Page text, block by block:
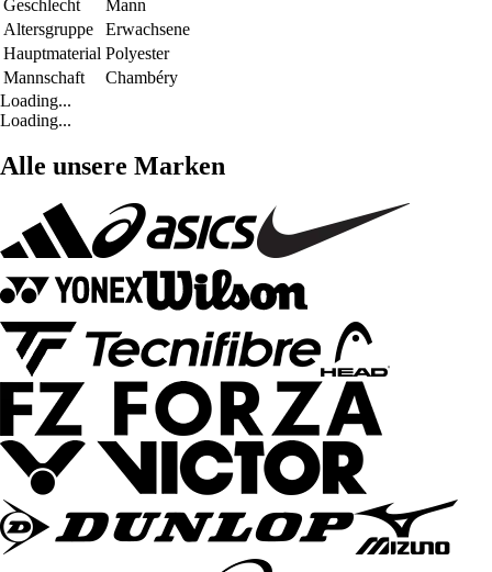
Geschlecht
Mann
Altersgruppe
Erwachsene
Hauptmaterial Polyester
Mannschaft
Chambéry
Loading...
Loading...
Alle unsere Marken